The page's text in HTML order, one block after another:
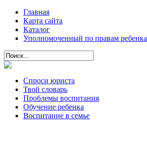
Главная
Карта сайта
Каталог
Уполномоченный по правам ребенка
Спроси юриста
Твой словарь
Проблемы воспитания
Обучение ребенка
Воспитание в семье